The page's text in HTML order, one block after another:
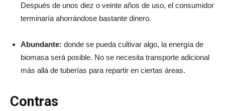
Después de unos diez o veinte años de uso, el consumidor
terminaría ahorrándose bastante dinero.
Abundante: donde se pueda cultivar algo, la energía de
biomasa será posible. No se necesita transporte adicional
más allá de tuberías para repartir en ciertas áreas.
Contras